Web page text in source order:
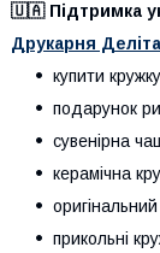
🇺🇦 Підтримка
Друкарня
купити
подарунок
сувенірна
керамічна
прикольні